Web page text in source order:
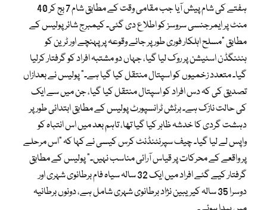
ہفتے کی شام پیش آیا جب مقامی وقت کے مطابق شام 7 بج کر 40
منٹ پر ایمرجنسی سروسز کو اطلاع دی گئی۔ کیمبرج شائر پولیس کے
مطابق “مسلح اہلکار فوری طور پر جائے وقوعہ پر پہنچے اور ٹرین کو
ہنٹنگڈن اسٹیشن پر روک لیا گیا، جہاں دو مشتبہ افراد کو گرفتار کرلیا
گیا۔ متعدد زخمیوں کو اسپتال منتقل کیا گیا ہے۔” پولیس نے بعدازاں
تصدیق کی کہ دس افراد کو اسپتال منتقل کیا گیا، جن میں سے ایک
کی حالت نازک ہے۔ برٹش ٹرانسپورٹ پولیس کے مطابق ابتدائی طور پر
دہشت گردی کا خدشہ ظاہر کیا گیا تھا، تاہم بعد میں اس انتباہ کو
واپس لے لیا گیا۔ چیف سپرنٹنڈنٹ کرس کیسی نے کہا کہ “اس مرحلے
پر واقعے کے محرکات پر قیاس آرائی مناسب نہیں۔” پولیس کے مطابق
گرفتار کیے گئے افراد میں ایک 32 سالہ سیاہ فام برطانوی شہری اور
دوسرا 35 سالہ کیریبین نژاد برطانوی شہری شامل ہے، دونوں برطانیہ